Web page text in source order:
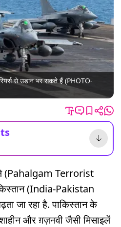
से उड़ान भर सकते हैं (PHOTO-
(Pahalgam Terrorist
(India-Pakistan
जा रहा है. पाकिस्तान के
और ग़ज़नवी जैसी मिसाइलें